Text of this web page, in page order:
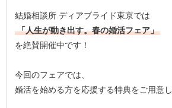
結婚相談所 ディアブライド東京では
「人生が動き出す。春の婚活フェア」
を絶賛開催中です！
今回のフェアでは、
婚活を始める方を応援する特典をご用意し